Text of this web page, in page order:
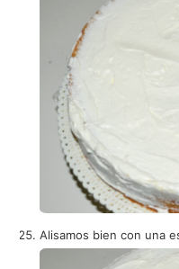
Alisamos bien con una